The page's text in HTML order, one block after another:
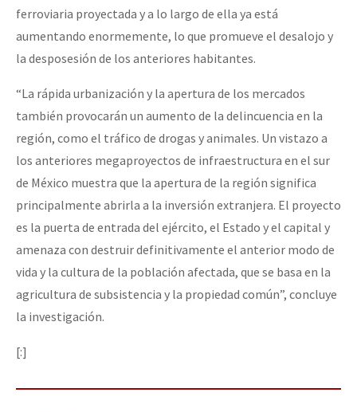
ferroviaria proyectada y a lo largo de ella ya está
aumentando enormemente, lo que promueve el desalojo y
la desposesión de los anteriores habitantes.
“La rápida urbanización y la apertura de los mercados
también provocarán un aumento de la delincuencia en la
región, como el tráfico de drogas y animales. Un vistazo a
los anteriores megaproyectos de infraestructura en el sur
de México muestra que la apertura de la región significa
principalmente abrirla a la inversión extranjera. El proyecto
es la puerta de entrada del ejército, el Estado y el capital y
amenaza con destruir definitivamente el anterior modo de
vida y la cultura de la población afectada, que se basa en la
agricultura de subsistencia y la propiedad común”, concluye
la investigación.
[:]